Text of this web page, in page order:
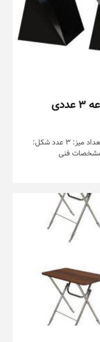
برند : متفرقهدسته‌بندی : میز جلومبلیتعداد میز: 3 عدد شکل:
فنی